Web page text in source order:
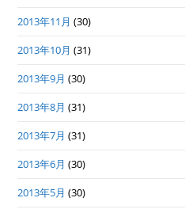
2013年11月 (30)
2013年10月 (31)
2013年9月 (30)
2013年8月 (31)
2013年7月 (31)
2013年6月 (30)
2013年5月 (30)